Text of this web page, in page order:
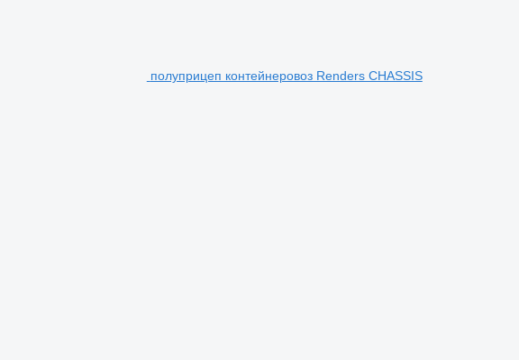
полуприцеп контейнеровоз Renders CHASSIS